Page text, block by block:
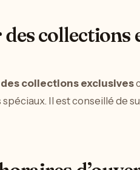
collections
collections exclusives
Il est conseillé de